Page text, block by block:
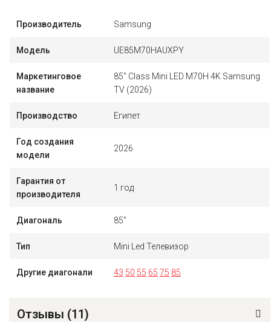
Производитель Samsung
Модель UE85M70HAUXPY
Маркетинговое
название
85" Class Mini LED M70H 4K Samsung
TV (2026)
Производство Египет
Год создания
модели
2026
Гарантия от
производителя
1 год
Диагональ 85"
Тип Mini Led Телевизор
Другие диагонали 43 50 55 65 75 85
Отзывы (11)